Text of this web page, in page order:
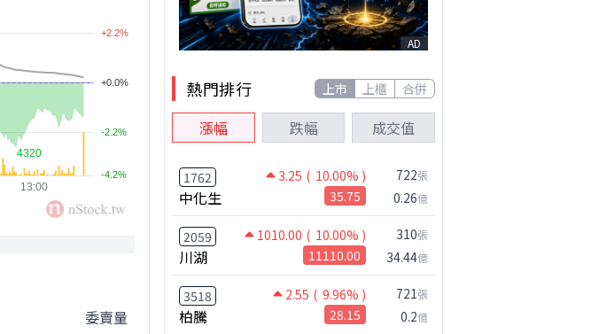
委賣量
AD
熱門排行 上市 上櫃 合併
漲幅 跌幅 成交值
1762 3.25 ( 10.00% )
中化生 35.75
722張
0.26億
2059 1010.00 ( 10.00% )
川湖 11110.00
310張
34.44億
3518 2.55 ( 9.96% )
柏騰 28.15
721張
0.2億